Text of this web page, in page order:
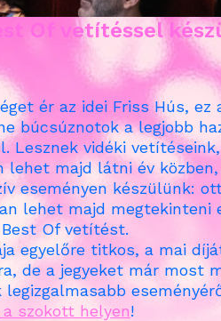
Of vetítéssel
ér az idei Friss Hús,
búcsúznotok a legjobb
Lesznek vidéki
lehet majd látni év
eseményen készülünk:
lehet majd megtekinteni
Of vetítést.
egyelőre titkos, a mai
de a jegyeket már most
legizgalmasabb
a szokott helyen!